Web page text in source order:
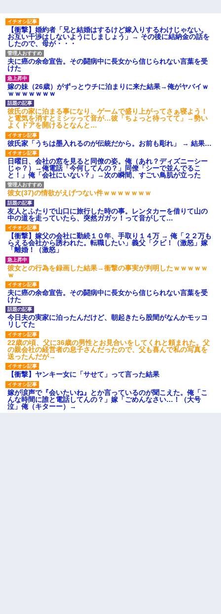
【衝撃】婚約者「兄と結婚はするけど嫁入りするわけじゃない。
お互い干渉はしないようにしましょう」→ その後に結納金の話を
したので、母が・・・
夫に癌の余命宣告。その闘病中に長女から信じられない言葉を受
けた
嫁の妹（26歳）がずっとウチに泊まりに来た結果→俺がヤバイｗ
ｗｗｗｗｗｗｗ
彼氏の家に泊まる事になり、ゲームで盛り上がってさぁ寝よう！
と電気を消すとミシッって音が…彼「ちょっと待ってて」→勢い
よくドアを開けるとなんと…
彼氏家「うちは墨入れるのが伝統だから。お前も彫れ」 → 結果…
日曜日、会社の窓を見ると同僚の姿。俺（あれ？ディズニーシー
じゃ？）→俺電話「今何してんの？」同僚「シーで並んでるこ
と！」俺「会社にいない？」→次の瞬間、すごい鳥肌が立った
彼女(37)の情欲がえげつない件ｗｗｗｗｗｗｗ
友人とふたりで山口に旅行した時の事。レンタカーを借りて山の
中の道を走っていたら、突然ガガッ！って音がして…
【衝撃】嫁父の会社に勤続１０年、手取り１４万 → 俺「２２万も
らえる会社から誘われた。転職したい」義父「クビ！（激怒」嫁
「離婚！（激怒」
彼女との行為を録画した結果→衝撃の事実が判明したｗｗｗｗｗ
ｗ
夫に癌の余命宣告。その闘病中に長女から信じられない言葉を受
けた
今日夫の実家に泊ったんだけど、朝起きたら股間がなんかモッコ
リしてた
22歳の頃、父に36歳の男性とお見合いをしてくれと頼まれた。父
の親会社の経営者の息子さんだったので、父も喜んで私の写真を
送ったんだが→
【衝撃】ヤンキー女に「サせて」って言った結果
嫁が涙声で『会いたいね』とか言っているのが聞こえた。俺「こ
んな時間に誰と電話してんの？」嫁「ごめんなさい…！（大号
泣」俺（キターー）→